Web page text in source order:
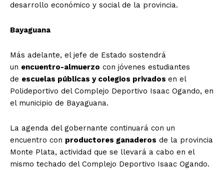
desarrollo económico y social de la provincia.
Bayaguana
Más adelante, el jefe de Estado sostendrá
un encuentro-almuerzo con jóvenes estudiantes
de escuelas públicas y colegios privados en el
Polideportivo del Complejo Deportivo Isaac Ogando, en
el municipio de Bayaguana.
La agenda del gobernante continuará con un
encuentro con productores ganaderos de la provincia
Monte Plata, actividad que se llevará a cabo en el
mismo techado del Complejo Deportivo Isaac Ogando.